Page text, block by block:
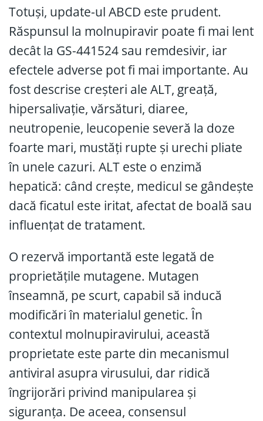
Totuși, update-ul ABCD este prudent.
Răspunsul la molnupiravir poate fi mai lent
decât la GS-441524 sau remdesivir, iar
efectele adverse pot fi mai importante. Au
fost descrise creșteri ale ALT, greață,
hipersalivație, vărsături, diaree,
neutropenie, leucopenie severă la doze
foarte mari, mustăți rupte și urechi pliate
în unele cazuri. ALT este o enzimă
hepatică: când crește, medicul se gândește
dacă ficatul este iritat, afectat de boală sau
influențat de tratament.
O rezervă importantă este legată de
proprietățile mutagene. Mutagen
înseamnă, pe scurt, capabil să inducă
modificări în materialul genetic. În
contextul molnupiravirului, această
proprietate este parte din mecanismul
antiviral asupra virusului, dar ridică
îngrijorări privind manipularea și
siguranța. De aceea, consensul